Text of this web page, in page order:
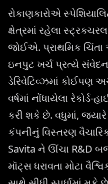
રોકાણકારોએ
ક્ષેત્રમાં રહેલા
જોઈએ. પ્રાથમિક
ઇનપુટ ખર્ચ પ્રત્યે
ડેરિવેટિવ્ઝમાં કોઈપણ
વર્ષમાં નોંધાયેલા રેકોર્ડ-
કરી શકે છે. વધુમાં,
કંપનીનું વિસ્તરણ
Savita ને ઊંચા R&D
મૉટ્સ ધરાવતા મોટા